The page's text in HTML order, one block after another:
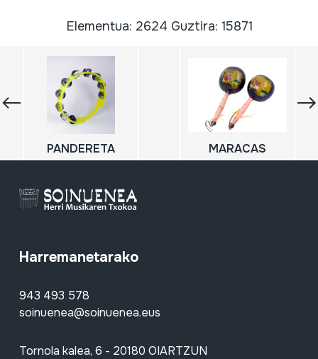
Elementua: 2624 Guztira: 15871
PANDERETA MARACAS
Harremanetarako
943 493 578
soinuenea@soinuenea.eus
Tornola kalea, 6 - 20180 OIARTZUN